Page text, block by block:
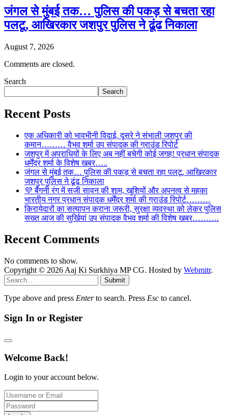
जंगल से मुंबई तक… पुलिस की पकड़ से बचता रहा
पलटू, आखिरकार जशपुर पुलिस ने ढूंढ निकाला
August 7, 2026
Comments are closed.
Search
Search
Recent Posts
एक अधिकारी को भावभीनी विदाई, दूसरे ने संभाली जशपुर की
कमान……… वैभव शर्मा उप संपादक की ग्राउंड रिपोर्ट
जशपुर में अपराधियों के लिए अब नहीं बचेगी कोई जगह! प्रधान संपादक
धर्मेंद्र शर्मा के विशेष खबर…..
जंगल से मुंबई तक… पुलिस की पकड़ से बचता रहा पलटू, आखिरकार
जशपुर पुलिस ने ढूंढ निकाला
💜 बैंगनी रंग में सजी सावन की शाम, खुशियों और अपनत्व से महका
भारतीय नगर प्रधान संपादक धर्मेंद्र शर्मा की ग्राउंड रिपोर्ट………
किरायेदारों का सत्यापन कराना जरूरी, सुरक्षा व्यवस्था को लेकर पुलिस
सख्त आज की सुर्खियां उप संपादक वैभव शर्मा की विशेष खबर……….
Recent Comments
No comments to show.
Copyright © 2026 Aaj Ki Surkhiya MP CG. Hosted by Webmitr.
Submit
Type above and press Enterto search. Press Esc to cancel.
Sign In or Register
Welcome Back!
Login to your account below.